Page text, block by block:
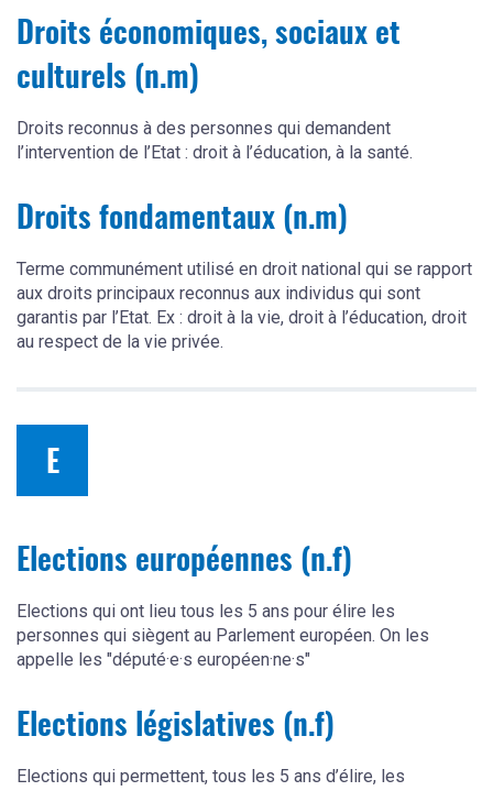
Droits économiques, sociaux et
culturels (n.m)
Droits reconnus à des personnes qui demandent
l’intervention de l’Etat : droit à l’éducation, à la santé.
Droits fondamentaux (n.m)
Terme communément utilisé en droit national qui se rapport
aux droits principaux reconnus aux individus qui sont
garantis par l’Etat. Ex : droit à la vie, droit à l’éducation, droit
au respect de la vie privée.
E
Elections européennes (n.f)
Elections qui ont lieu tous les 5 ans pour élire les
personnes qui siègent au Parlement européen. On les
appelle les "député·e·s européen·ne·s"
Elections législatives (n.f)
Elections qui permettent, tous les 5 ans d’élire, les